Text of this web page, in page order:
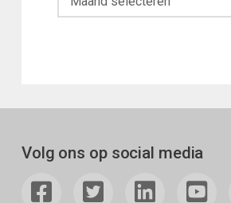
Volg ons op social media